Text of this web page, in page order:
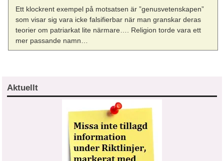
Ett klockrent exempel på motsatsen är ”genusvetenskapen”
som visar sig vara icke falsifierbar när man granskar deras
teorier om patriarkat lite närmare…. Religion torde vara ett
mer passande namn…
Aktuellt